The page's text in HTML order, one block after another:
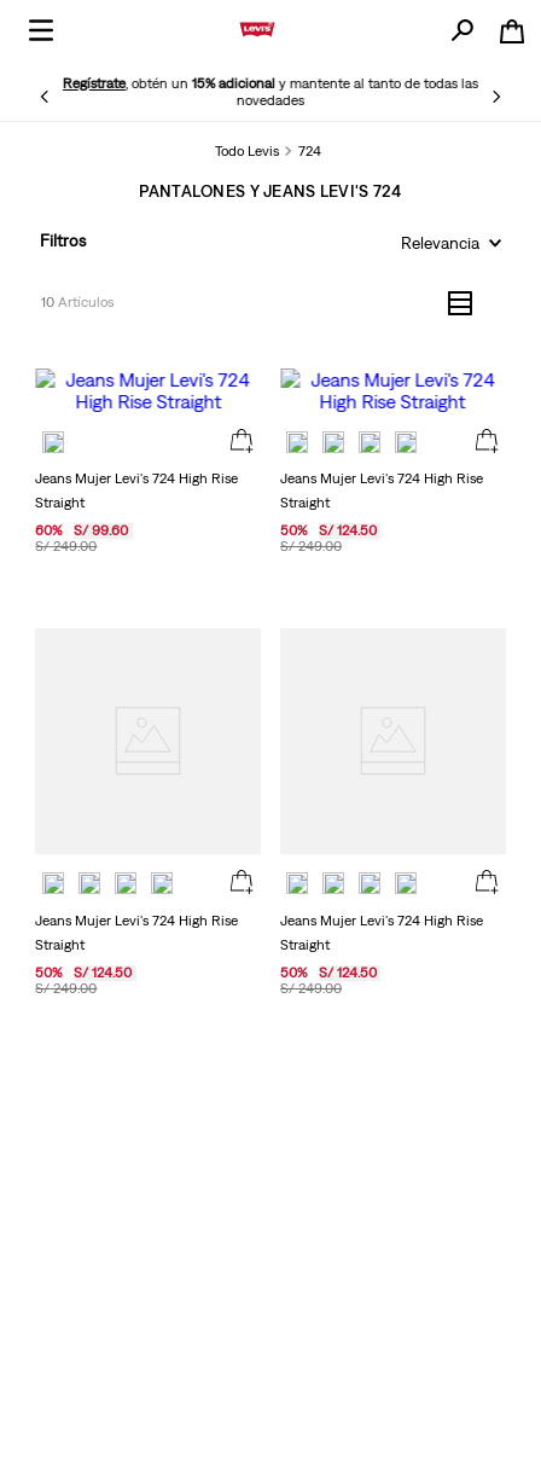
Regístrate, obtén un15% adicionaly mantente al tanto de todas las
novedades
Todo Levis 724
PANTALONES Y JEANS LEVI'S 724
Filtros Relevancia
10
Jeans Mujer Levi's 724 High Rise
Straight
S/ 249.00
60% S/ 99.60
Jeans Mujer Levi's 724 High Rise
Straight
S/ 249.00
50% S/ 124.50
Jeans Mujer Levi's 724 High Rise
Straight
S/ 249.00
50% S/ 124.50
Jeans Mujer Levi's 724 High Rise
Straight
S/ 249.00
50% S/ 124.50